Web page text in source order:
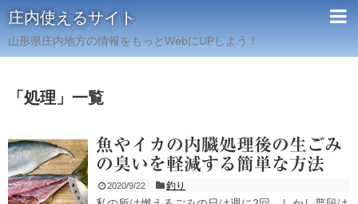
庄内使えるサイト
山形県庄内地方の情報をもっとWebにUPしよう！
「 処理 」 一覧
魚やイカの内臓処理後の生ごみ
の臭いを軽減する簡単な方法
2020/9/22 釣り